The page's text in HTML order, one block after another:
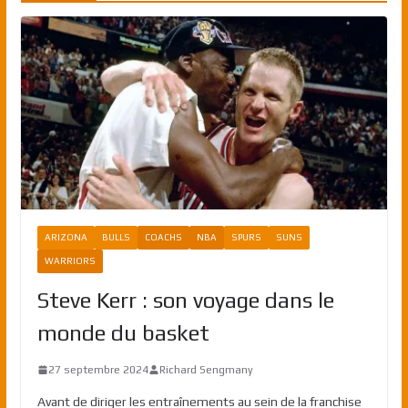
ARIZONA BULLS COACHS NBA SPURS SUNS
WARRIORS
Steve Kerr : son voyage dans le
monde du basket
27 septembre 2024 Richard Sengmany
Avant de diriger les entraînements au sein de la franchise